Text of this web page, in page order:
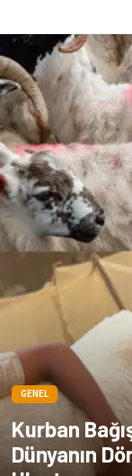
GENEL
Kurban
Dünyanın